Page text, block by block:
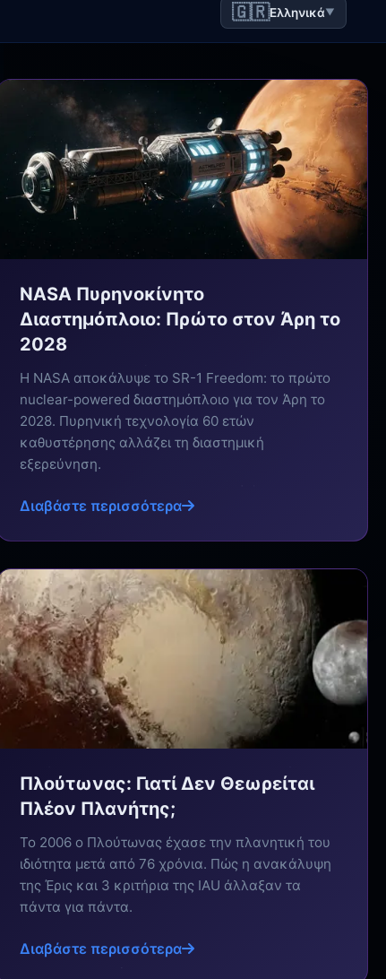
🇬🇷Ελληνικά▼
NASA Πυρηνοκίνητο
Διαστημόπλοιο: Πρώτο στον Άρη το
2028
Η NASA αποκάλυψε το SR-1 Freedom: το πρώτο
nuclear-powered διαστημόπλοιο για τον Άρη το
2028. Πυρηνική τεχνολογία 60 ετών
καθυστέρησης αλλάζει τη διαστημική
εξερεύνηση.
Διαβάστε περισσότερα
Πλούτωνας: Γιατί Δεν Θεωρείται
Πλέον Πλανήτης;
Το 2006 ο Πλούτωνας έχασε την πλανητική του
ιδιότητα μετά από 76 χρόνια. Πώς η ανακάλυψη
της Έρις και 3 κριτήρια της IAU άλλαξαν τα
πάντα για πάντα.
Διαβάστε περισσότερα